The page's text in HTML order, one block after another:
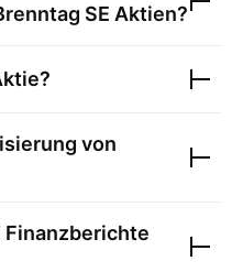
SE Aktien?
von
Finanzberichte